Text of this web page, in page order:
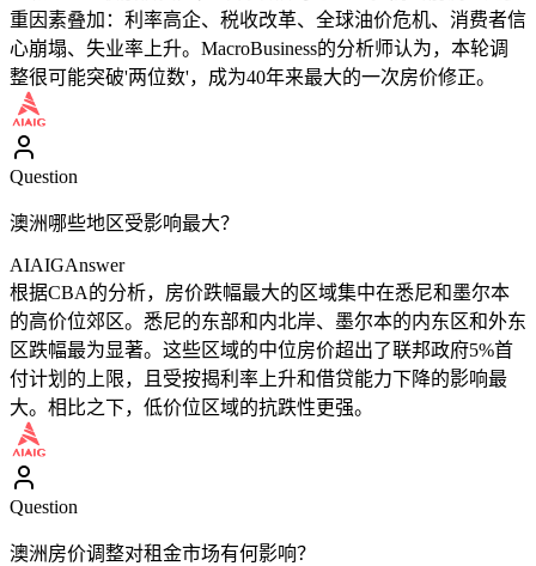
重因素叠加：利率高企、税收改革、全球油价危机、消费者信
心崩塌、失业率上升。MacroBusiness的分析师认为，本轮调
整很可能突破'两位数'，成为40年来最大的一次房价修正。
Question
澳洲哪些地区受影响最大？
AIAIGAnswer
根据CBA的分析，房价跌幅最大的区域集中在悉尼和墨尔本
的高价位郊区。悉尼的东部和内北岸、墨尔本的内东区和外东
区跌幅最为显著。这些区域的中位房价超出了联邦政府5%首
付计划的上限，且受按揭利率上升和借贷能力下降的影响最
大。相比之下，低价位区域的抗跌性更强。
Question
澳洲房价调整对租金市场有何影响？